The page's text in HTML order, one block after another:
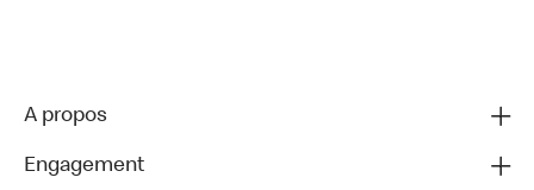
A propos
Engagement